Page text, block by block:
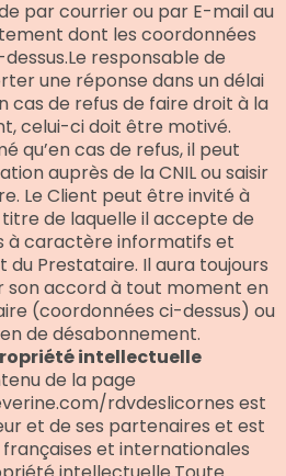
par courrier ou par E-mail au
dont les coordonnées
responsable de
une réponse dans un délai
cas de refus de faire droit à la
celui-ci doit être motivé.
qu’en cas de refus, il peut
auprès de la CNIL ou saisir
Le Client peut être invité à
de laquelle il accepte de
à caractère informatifs et
Prestataire. Il aura toujours
son accord à tout moment en
(coordonnées ci-dessus) ou
de désabonnement.
intellectuelle
de la page
rdvdeslicornes est
et de ses partenaires et est
et internationales